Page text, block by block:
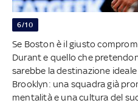
6/10
Se Boston è il giusto
Durant e quello che
sarebbe la destinazione
Brooklyn: una squadra già
mentalità e una cultura del